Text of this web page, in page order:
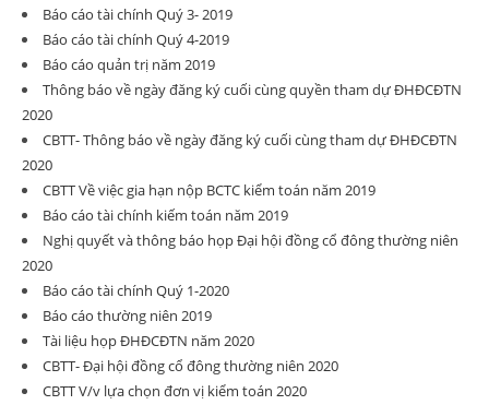
Báo cáo tài chính Quý 3- 2019
Báo cáo tài chính Quý 4-2019
Báo cáo quản trị năm 2019
Thông báo về ngày đăng ký cuối cùng quyền tham dự ĐHĐCĐTN
2020
CBTT- Thông báo về ngày đăng ký cuối cùng tham dự ĐHĐCĐTN
2020
CBTT Về việc gia hạn nộp BCTC kiểm toán năm 2019
Báo cáo tài chính kiếm toán năm 2019
Nghị quyết và thông báo họp Đại hội đồng cổ đông thường niên
2020
Báo cáo tài chính Quý 1-2020
Báo cáo thường niên 2019
Tài liệu họp ĐHĐCĐTN năm 2020
CBTT- Đại hội đồng cổ đông thường niên 2020
CBTT V/v lựa chọn đơn vị kiểm toán 2020